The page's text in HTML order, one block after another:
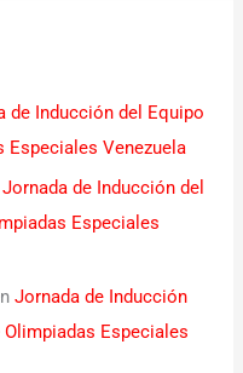
de Inducción del Equipo
Especiales Venezuela
Jornada de Inducción del
Especiales
Jornada de Inducción
Especiales